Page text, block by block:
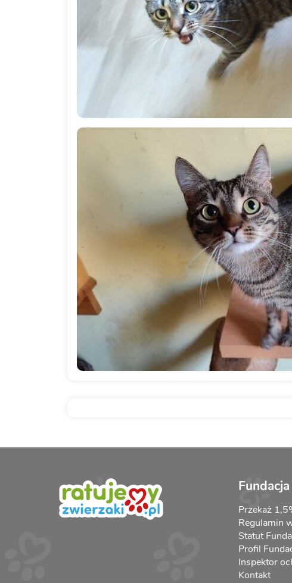
Przekaż
Regulamin
Statut
Profil
Inspektor
Kontakt